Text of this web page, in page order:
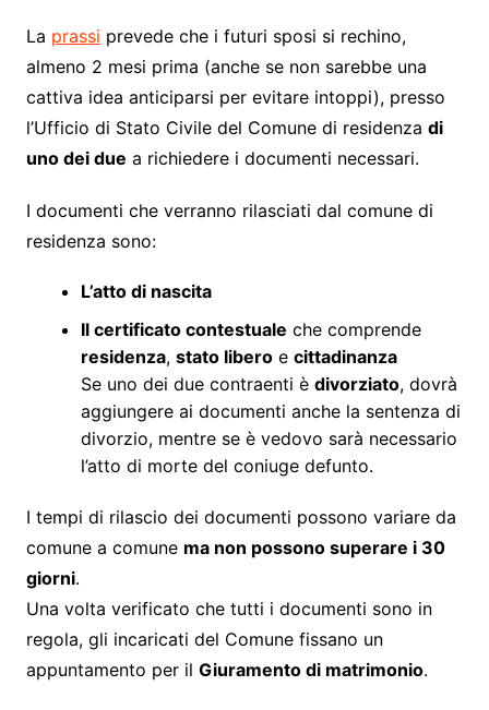
La prassi prevede che i futuri sposi si rechino,
almeno 2 mesi prima (anche se non sarebbe una
cattiva idea anticiparsi per evitare intoppi), presso
l’Ufficio di Stato Civile del Comune di residenza di
uno dei due a richiedere i documenti necessari.
I documenti che verranno rilasciati dal comune di
residenza sono:
L’atto di nascita
Il certificato contestuale che comprende
residenza, stato liberoe cittadinanza
Se uno dei due contraenti è divorziato, dovrà
aggiungere ai documenti anche la sentenza di
divorzio, mentre se è vedovo sarà necessario
l’atto di morte del coniuge defunto.
I tempi di rilascio dei documenti possono variare da
comune a comune ma non possono superare i 30
giorni.
Una volta verificato che tutti i documenti sono in
regola, gli incaricati del Comune fissano un
appuntamento per il Giuramento di matrimonio.